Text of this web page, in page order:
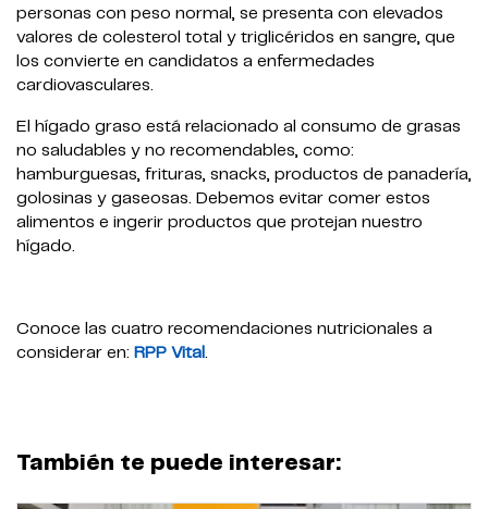
personas con peso normal, se presenta con elevados
valores de colesterol total y triglicéridos en sangre, que
los convierte en candidatos a enfermedades
cardiovasculares.
El hígado graso está relacionado al consumo de grasas
no saludables y no recomendables, como:
hamburguesas, frituras, snacks, productos de panadería,
golosinas y gaseosas. Debemos evitar comer estos
alimentos e ingerir productos que protejan nuestro
hígado.
Conoce las cuatro recomendaciones nutricionales a
considerar en: RPP Vital
También te puede interesar: